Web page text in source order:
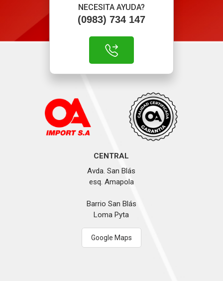
NECESITA AYUDA?
(0983) 734 147
CENTRAL
Avda. San Blás
esq. Amapola
Barrio San Blás
Loma Pyta
Google Maps